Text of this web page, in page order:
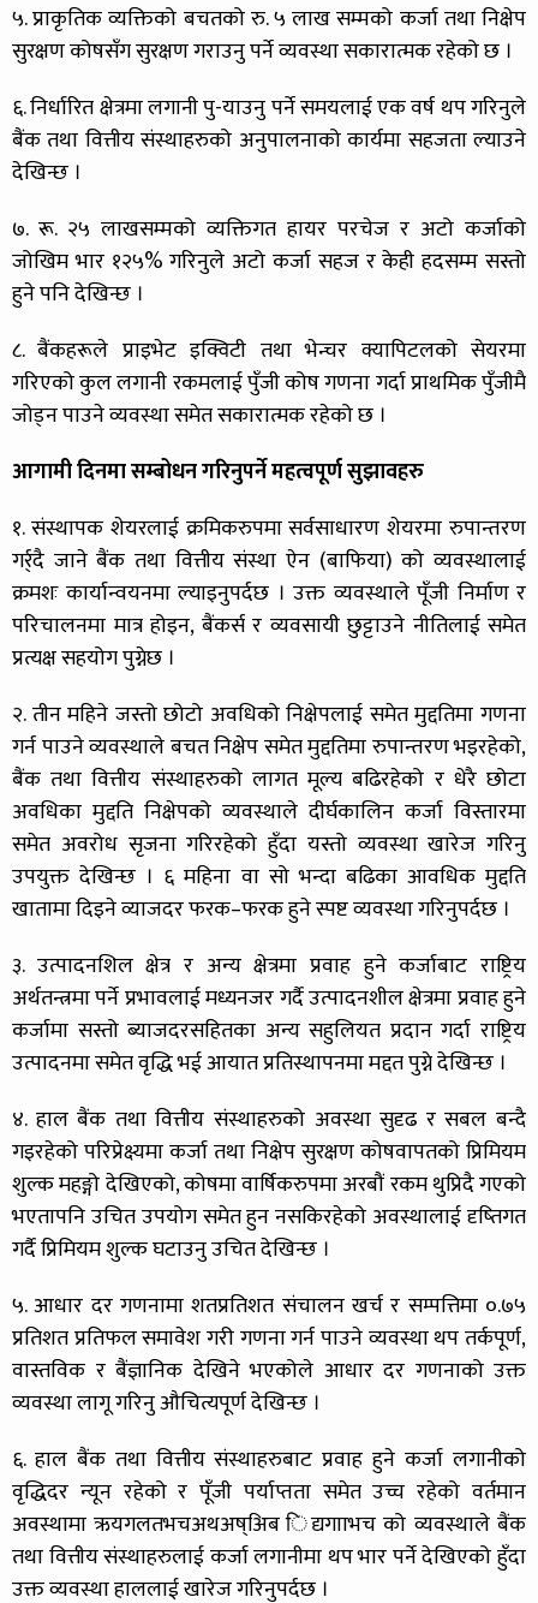
५. प्राकृतिक व्यक्तिको बचतको रु. ५ लाख सम्मको कर्जा तथा निक्षेप
सुरक्षण कोषसँग सुरक्षण गराउनु पर्ने व्यवस्था सकारात्मक रहेको छ ।
६. निर्धारित क्षेत्रमा लगानी पु-याउनु पर्ने समयलाई एक वर्ष थप गरिनुले
बैंक तथा वित्तीय संस्थाहरुको अनुपालनाको कार्यमा सहजता ल्याउने
देखिन्छ ।
७. रू. २५ लाखसम्मको व्यक्तिगत हायर परचेज र अटो कर्जाको
जोखिम भार १२५% गरिनुले अटो कर्जा सहज र केही हदसम्म सस्तो
हुने पनि देखिन्छ ।
८. बैंकहरूले प्राइभेट इक्विटी तथा भेन्चर क्यापिटलको सेयरमा
गरिएको कुल लगानी रकमलाई पुँजी कोष गणना गर्दा प्राथमिक पुँजीमै
जोड्न पाउने व्यवस्था समेत सकारात्मक रहेको छ ।
आगामी दिनमा सम्बोधन गरिनुपर्ने महत्वपूर्ण सुझावहरु
१. संस्थापक शेयरलाई क्रमिकरुपमा सर्वसाधारण शेयरमा रुपान्तरण
गर्र्दै जाने बैंक तथा वित्तीय संस्था ऐन (बाफिया) को व्यवस्थालाई
क्रमशः कार्यान्वयनमा ल्याइनुपर्दछ । उक्त व्यवस्थाले पूँजी निर्माण र
परिचालनमा मात्र होइन, बैंकर्स र व्यवसायी छुट्टाउने नीतिलाई समेत
प्रत्यक्ष सहयोग पुग्नेछ ।
२. तीन महिने जस्तो छोटो अवधिको निक्षेपलाई समेत मुद्दतिमा गणना
गर्न पाउने व्यवस्थाले बचत निक्षेप समेत मुद्दतिमा रुपान्तरण भइरहेको,
बैंक तथा वित्तीय संस्थाहरुको लागत मूल्य बढिरहेको र धेरै छोटा
अवधिका मुद्दति निक्षेपको व्यवस्थाले दीर्घकालिन कर्जा विस्तारमा
समेत अवरोध सृजना गरिरहेको हुँदा यस्तो व्यवस्था खारेज गरिनु
उपयुक्त देखिन्छ । ६ महिना वा सो भन्दा बढिका आवधिक मुद्दति
खातामा दिइने व्याजदर फरक–फरक हुने स्पष्ट व्यवस्था गरिनुपर्दछ ।
३. उत्पादनशिल क्षेत्र र अन्य क्षेत्रमा प्रवाह हुने कर्जाबाट राष्ट्रिय
अर्थतन्त्रमा पर्ने प्रभावलाई मध्यनजर गर्दै उत्पादनशील क्षेत्रमा प्रवाह हुने
कर्जामा सस्तो ब्याजदरसहितका अन्य सहुलियत प्रदान गर्दा राष्ट्रिय
उत्पादनमा समेत वृद्धि भई आयात प्रतिस्थापनमा मद्दत पुग्ने देखिन्छ ।
४. हाल बैंक तथा वित्तीय संस्थाहरुको अवस्था सुदृढ र सबल बन्दै
गइरहेको परिप्रेक्ष्यमा कर्जा तथा निक्षेप सुरक्षण कोषवापतको प्रिमियम
शुल्क महङ्गो देखिएको, कोषमा वार्षिकरुपमा अरबौं रकम थुप्रिदै गएको
भएतापनि उचित उपयोग समेत हुन नसकिरहेको अवस्थालाई दृष्तिगत
गर्दै प्रिमियम शुल्क घटाउनु उचित देखिन्छ ।
५. आधार दर गणनामा शतप्रतिशत संचालन खर्च र सम्पत्तिमा ०.७५
प्रतिशत प्रतिफल समावेश गरी गणना गर्न पाउने व्यवस्था थप तर्कपूर्ण,
वास्तविक र बैंज्ञानिक देखिने भएकोले आधार दर गणनाको उक्त
व्यवस्था लागू गरिनु औचित्यपूर्ण देखिन्छ ।
६. हाल बैंक तथा वित्तीय संस्थाहरुबाट प्रवाह हुने कर्जा लगानीको
वृद्धिदर न्यून रहेको र पूँजी पर्याप्तता समेत उच्च रहेको वर्तमान
अवस्थामा ऋयगलतभचअथअष्अिब िद्यगााभच को व्यवस्थाले बैंक
तथा वित्तीय संस्थाहरुलाई कर्जा लगानीमा थप भार पर्ने देखिएको हुँदा
उक्त व्यवस्था हाललाई खारेज गरिनुपर्दछ ।